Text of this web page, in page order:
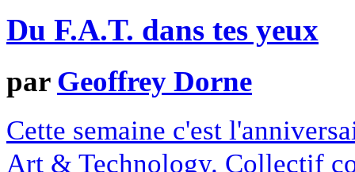
Du F.A.T. dans tes yeux
par Geoffrey Dorne
Cette semaine c'est
Art & Technology. Collectif